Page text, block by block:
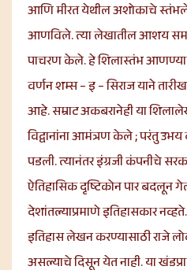
आणि मीरत येथील अशोकाचे
आणविले. त्या लेखातील आशय
पाचरण केले. हे शिलास्तंभ
वर्णन शम्स – इ – सिराज याने
आहे. सम्राट अकबरानेही या
विद्वानांना आमंत्रण केले ; परंतु उभय
पडली. त्यानंतर इंग्रजी कंपनीचे
ऐतिहासिक दृष्टिकोन पार बदलून
देशांतल्याप्रमाणे इतिहासकार
इतिहास लेखन करण्यासाठी राजे
असल्याचे दिसून येत नाही. या